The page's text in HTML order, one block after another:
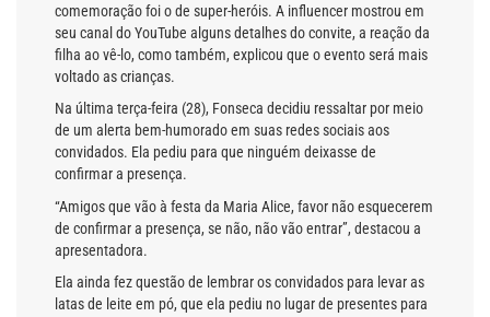
comemoração foi o de super-heróis. A influencer mostrou em
seu canal do YouTube alguns detalhes do convite, a reação da
filha ao vê-lo, como também, explicou que o evento será mais
voltado as crianças.
Na última terça-feira (28), Fonseca decidiu ressaltar por meio
de um alerta bem-humorado em suas redes sociais aos
convidados. Ela pediu para que ninguém deixasse de
confirmar a presença.
“Amigos que vão à festa da Maria Alice, favor não esquecerem
de confirmar a presença, se não, não vão entrar”, destacou a
apresentadora.
Ela ainda fez questão de lembrar os convidados para levar as
latas de leite em pó, que ela pediu no lugar de presentes para